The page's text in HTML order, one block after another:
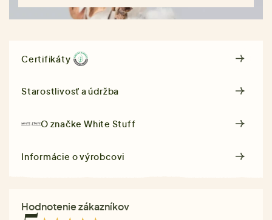
Certifikáty
Starostlivosť a údržba
O značkeWhite Stuff
Informácie o výrobcovi
Hodnotenie zákazníkov